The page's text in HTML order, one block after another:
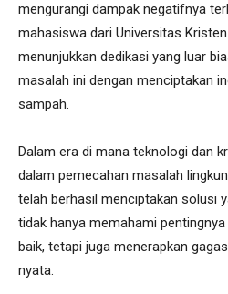
mengurangi dampak negatifnya
mahasiswa dari Universitas
menunjukkan dedikasi yang luar
masalah ini dengan menciptakan
sampah.
Dalam era di mana teknologi dan
dalam pemecahan masalah
telah berhasil menciptakan solusi
tidak hanya memahami
baik, tetapi juga menerapkan
nyata.